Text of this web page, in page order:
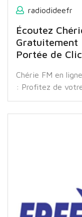
radiodideefr
Écoutez
Gratuitement
Portée de
Chérie FM en
: Profitez de